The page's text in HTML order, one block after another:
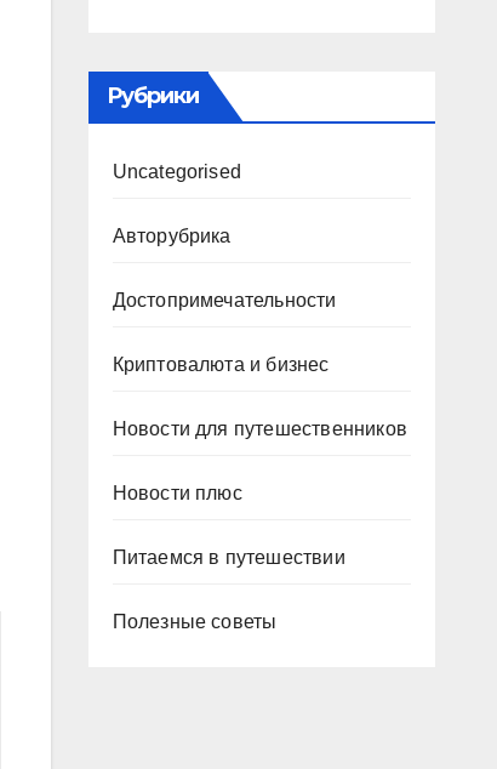
Рубрики
Uncategorised
Авторубрика
Достопримечательности
Криптовалюта и бизнес
Новости для путешественников
Новости плюс
Питаемся в путешествии
Полезные советы